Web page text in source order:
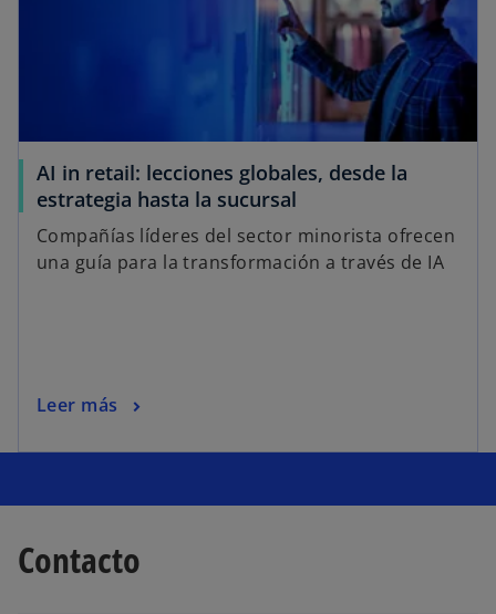
AI in retail: lecciones globales, desde la
estrategia hasta la sucursal
Compañías líderes del sector minorista ofrecen
una guía para la transformación a través de IA
Leer más
Contacto